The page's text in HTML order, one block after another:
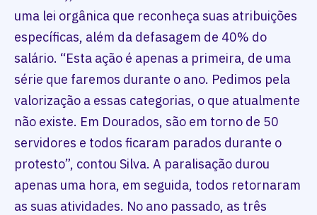
uma lei orgânica que reconheça suas atribuições
específicas, além da defasagem de 40% do
salário. “Esta ação é apenas a primeira, de uma
série que faremos durante o ano. Pedimos pela
valorização a essas categorias, o que atualmente
não existe. Em Dourados, são em torno de 50
servidores e todos ficaram parados durante o
protesto”, contou Silva. A paralisação durou
apenas uma hora, em seguida, todos retornaram
as suas atividades. No ano passado, as três